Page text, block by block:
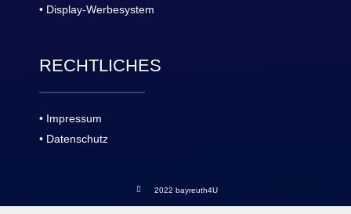
• Display-Werbesystem
RECHTLICHES
• Impressum
• Datenschutz
2022 bayreuth4U